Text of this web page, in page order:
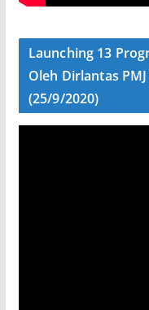
Launching 13
Oleh Dirlantas
(25/9/2020)